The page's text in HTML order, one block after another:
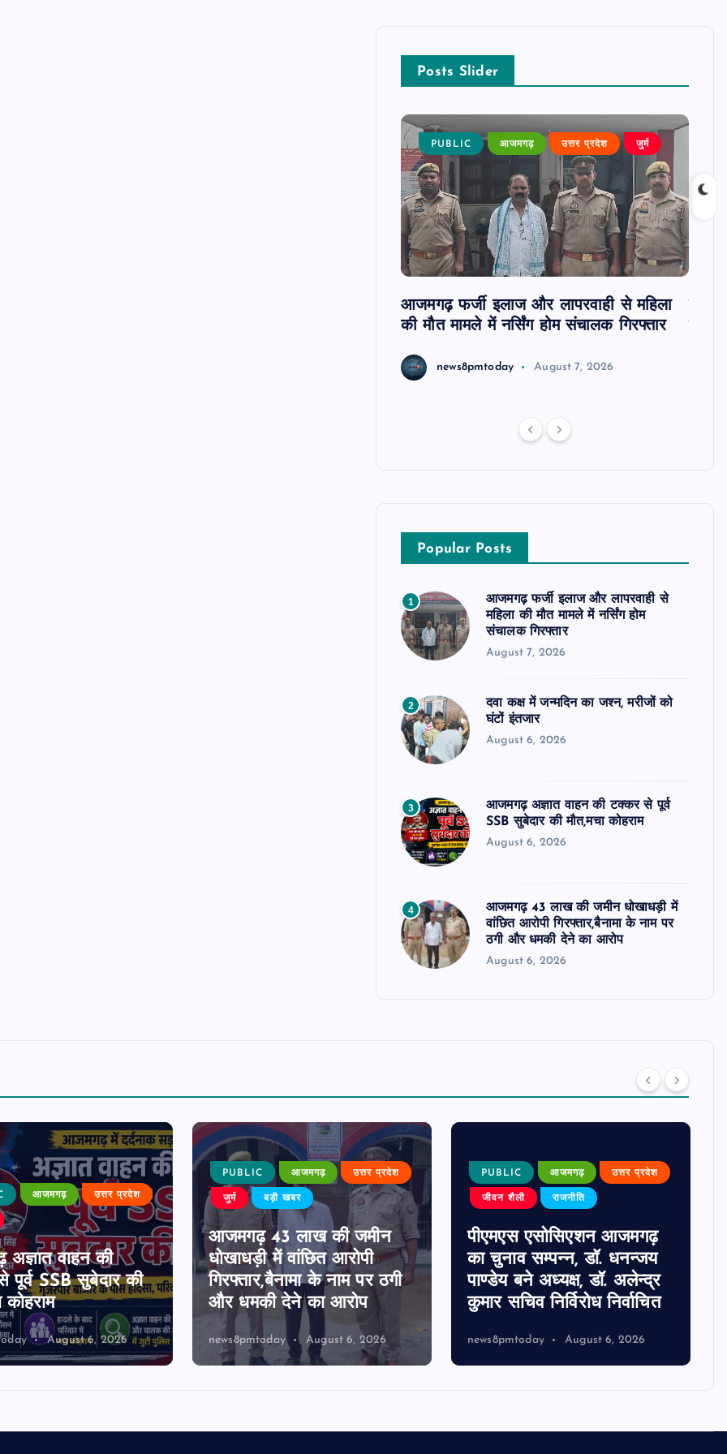
Posts Slider
PUBLIC आजमगढ़ उत्तर प्रदेश जुर्म
आजमगढ़ फर्जी इलाज और लापरवाही से महिला
की मौत मामले में नर्सिंग होम संचालक गिरफ्तार
news8pmtoday August 7, 2026
Popular Posts
1
आजमगढ़ फर्जी इलाज और लापरवाही से
महिला की मौत मामले में नर्सिंग होम
संचालक गिरफ्तार
August 7, 2026
2
दवा कक्ष में जन्मदिन का जश्न, मरीजों को
घंटों इंतजार
August 6, 2026
3
आजमगढ़ अज्ञात वाहन की टक्कर से पूर्व
SSB सुबेदार की मौत,मचा कोहराम
August 6, 2026
4
आजमगढ़ 43 लाख की जमीन धोखाधड़ी में
वांछित आरोपी गिरफ्तार,बैनामा के नाम पर
ठगी और धमकी देने का आरोप
August 6, 2026
आजमगढ़ उत्तर प्रदेश
वाहन की
पूर्व SSB सुबेदार की
कोहराम
August 6, 2026
PUBLIC आजमगढ़ उत्तर प्रदेश
जुर्म बड़ी खबर
आजमगढ़ 43 लाख की जमीन
धोखाधड़ी में वांछित आरोपी
गिरफ्तार,बैनामा के नाम पर ठगी
और धमकी देने का आरोप
news8pmtoday August 6, 2026
PUBLIC आजमगढ़ उत्तर प्रदेश
जीवन शैली राजनीति
पीएमएस एसोसिएशन आजमगढ़
का चुनाव सम्पन्न, डॉ. धनन्जय
पाण्डेय बने अध्यक्ष, डॉ. अलेन्द्र
कुमार सचिव निर्विरोध निर्वाचित
news8pmtoday August 6, 2026